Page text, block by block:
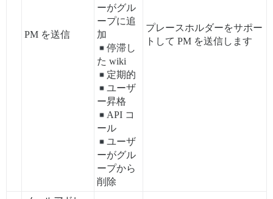
PM を送信
ーがグル
ープに追
加
停滞し
た wiki
定期的
ユーザ
ー昇格
API コ
ール
ユーザ
ーがグル
ープから
削除
プレースホルダーをサポー
トして PM を送信します